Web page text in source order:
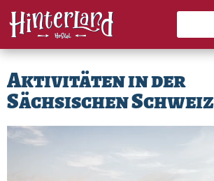
Zum
Inhalt
springen
Aktivitäten in der
Sächsischen Schweiz